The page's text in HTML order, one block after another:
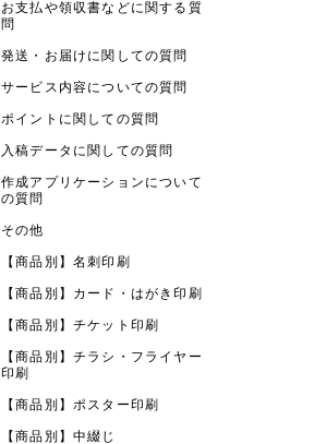
お支払や領収書などに関する質
問
発送・お届けに関しての質問
サービス内容についての質問
ポイントに関しての質問
入稿データに関しての質問
作成アプリケーションについて
の質問
その他
【商品別】名刺印刷
【商品別】カード・はがき印刷
【商品別】チケット印刷
【商品別】チラシ・フライヤー
印刷
【商品別】ポスター印刷
【商品別】中綴じ